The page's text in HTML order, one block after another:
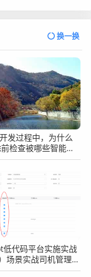
hadoop-3.
3.3.5/shar
hadoop-3.3.
hadoop-3.
hadoop-3.3.
hadoop-
hadoop-
pubserver/ha
pubserver/hado
pubserver/
换一换
发过程中，为什么
检查被哪些智能体
低代码平台实施实战
场景实战司机管理之
填